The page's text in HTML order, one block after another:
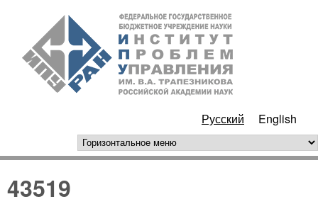
Перейти к основному
содержанию
РАН
Русский English
горизонтальное меню
43519